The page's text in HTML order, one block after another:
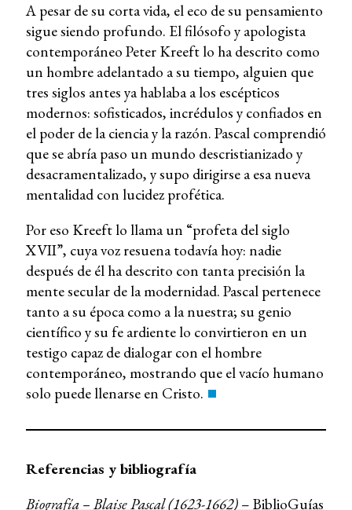
A pesar de su corta vida, el eco de su pensamiento
sigue siendo profundo. El filósofo y apologista
contemporáneo Peter Kreeft lo ha descrito como
un hombre adelantado a su tiempo, alguien que
tres siglos antes ya hablaba a los escépticos
modernos: sofisticados, incrédulos y confiados en
el poder de la ciencia y la razón. Pascal comprendió
que se abría paso un mundo descristianizado y
desacramentalizado, y supo dirigirse a esa nueva
mentalidad con lucidez profética.
Por eso Kreeft lo llama un “profeta del siglo
XVII”, cuya voz resuena todavía hoy: nadie
después de él ha descrito con tanta precisión la
mente secular de la modernidad. Pascal pertenece
tanto a su época como a la nuestra; su genio
científico y su fe ardiente lo convirtieron en un
testigo capaz de dialogar con el hombre
contemporáneo, mostrando que el vacío humano
solo puede llenarse en Cristo.
Referencias y bibliografía
Biografía – Blaise Pascal (1623-1662)– BiblioGuías